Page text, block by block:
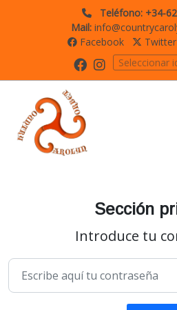
Teléfono: +34-
Mail:
Facebook
Twitter
Seleccionar
Sección
Introduce tu